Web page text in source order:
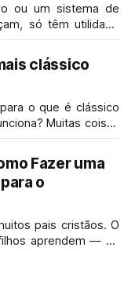
ou um sistema de
só têm utilidade
clássico
o que é clássico
Muitas coisas
Fazer uma
o
pais cristãos. O
aprendem — ou